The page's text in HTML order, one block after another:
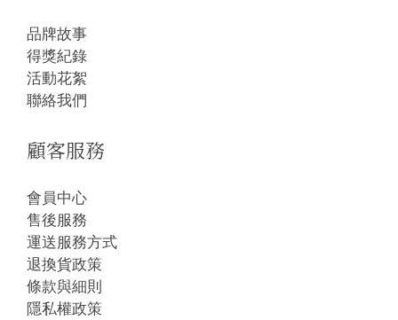
品牌故事
得獎紀錄
活動花絮
聯絡我們
顧客服務
會員中心
售後服務
運送服務方式
退換貨政策
條款與細則
隱私權政策